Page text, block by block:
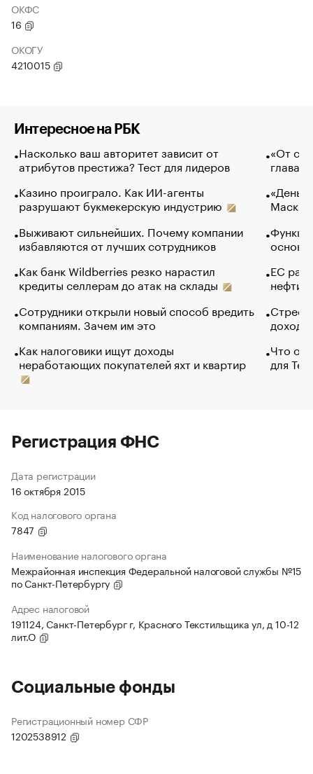
ОКФС
16
ОКОГУ
4210015
Интересное на РБК
Насколько ваш авторитет зависит от
атрибутов престижа? Тест для лидеров
Казино проиграло. Как ИИ-агенты
разрушают букмекерскую индустрию
Выживают сильнейших. Почему компании
избавляются от лучших сотрудников
Как банк Wildberries резко нарастил
кредиты селлерам до атак на склады
Сотрудники открыли новый способ вредить
компаниям. Зачем им это
Как налоговики ищут доходы
неработающих покупателей яхт и квартир
«От
глава
Маск в
основ
ЕС
нефти
Что
для
Регистрация ФНС
Дата регистрации
16 октября 2015
Код налогового органа
7847
Наименование налогового органа
Межрайонная инспекция Федеральной налоговой службы №15
по Санкт-Петербургу
Адрес налоговой
191124, Санкт-Петербург г, Красного Текстильщика ул, д 10-12
лит.О
Социальные фонды
Регистрационный номер СФР
1202538912